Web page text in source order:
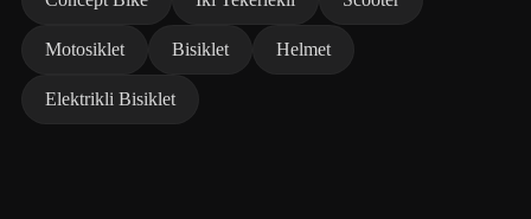
Motosiklet Bisiklet Helmet
Elektrikli Bisiklet